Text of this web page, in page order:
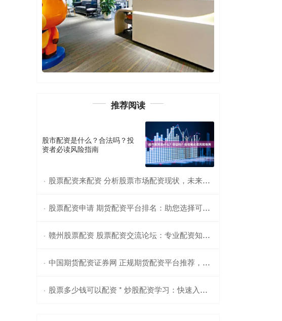
推荐阅读
股市配资是什么？合法吗？投
资者必读风险指南
· 股票配资来配资 分析股票市场配资现状，未来发展前景如何？
· 股票配资申请 期货配资平台排名：助您选择可靠配资服务
· 赣州股票配资 股票配资交流论坛：专业配资知识分享
· 中国期货配资证券网 正规期货配资平台推荐，助力投资稳健获利
· 股票多少钱可以配资 * 炒股配资学习：快速入门指南